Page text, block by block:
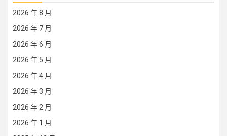
2026 年 8 月
2026 年 7 月
2026 年 6 月
2026 年 5 月
2026 年 4 月
2026 年 3 月
2026 年 2 月
2026 年 1 月